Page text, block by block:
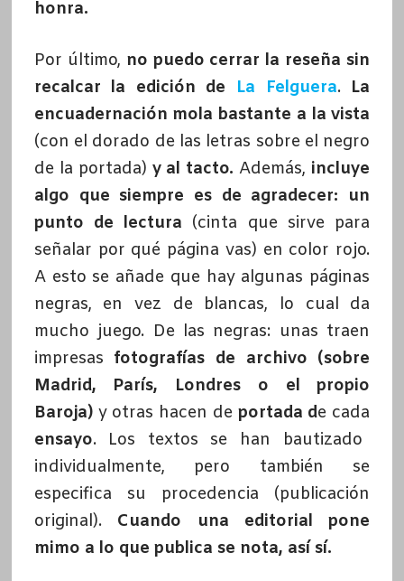
honra.
Por último, no puedo cerrar la reseña sin
recalcar la edición de La Felguera. La
encuadernación mola bastante a la vista
(con el dorado de las letras sobre el negro
de la portada) y al tacto. Además, incluye
algo que siempre es de agradecer: un
punto de lectura (cinta que sirve para
señalar por qué página vas) en color rojo.
A esto se añade que hay algunas páginas
negras, en vez de blancas, lo cual da
mucho juego. De las negras: unas traen
impresas fotografías de archivo (sobre
Madrid, París, Londres o el propio
Baroja)y otras hacen de portada de cada
ensayo. Los textos se han bautizado
individualmente, pero también se
especifica su procedencia (publicación
original). Cuando una editorial pone
mimo a lo que publica se nota, así sí.